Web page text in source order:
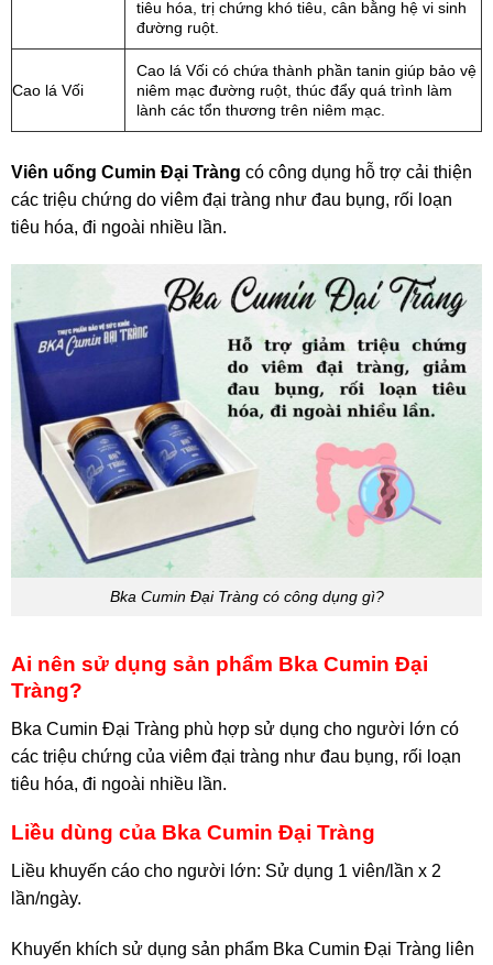
tiêu hóa, trị chứng khó tiêu, cân bằng hệ vi sinh
đường ruột.
Cao lá Vối
Cao lá Vối có chứa thành phần tanin giúp bảo vệ
niêm mạc đường ruột, thúc đẩy quá trình làm
lành các tổn thương trên niêm mạc.
Viên uống Cumin Đại Tràng có công dụng hỗ trợ cải thiện
các triệu chứng do viêm đại tràng như đau bụng, rối loạn
tiêu hóa, đi ngoài nhiều lần.
Bka Cumin Đại Tràng có công dụng gì?
Ai nên sử dụng sản phẩm Bka Cumin Đại
Tràng?
Bka Cumin Đại Tràng phù hợp sử dụng cho người lớn có
các triệu chứng của viêm đại tràng như đau bụng, rối loạn
tiêu hóa, đi ngoài nhiều lần.
Liều dùng của Bka Cumin Đại Tràng
Liều khuyến cáo cho người lớn: Sử dụng 1 viên/lần x 2
lần/ngày.
Khuyến khích sử dụng sản phẩm Bka Cumin Đại Tràng liên